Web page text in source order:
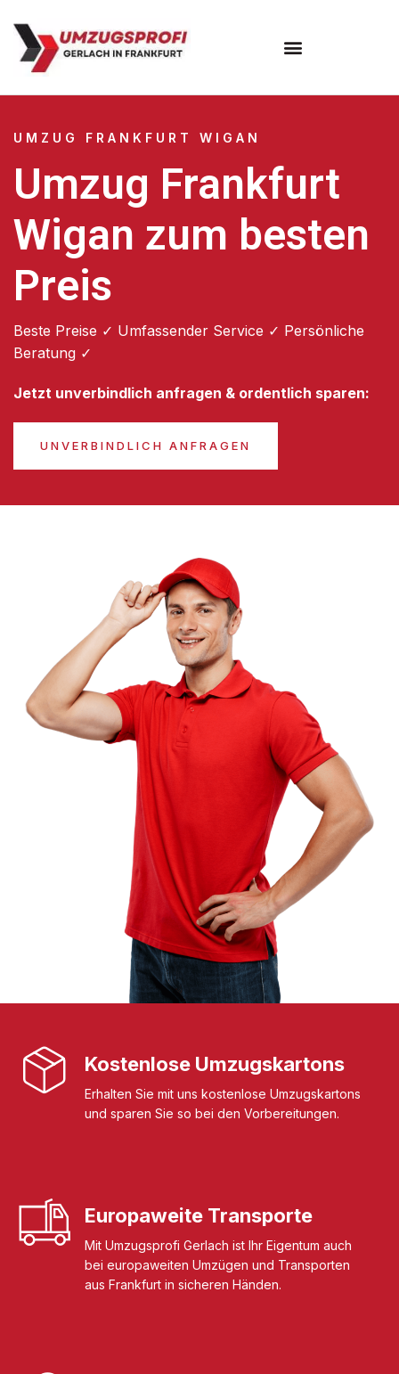
UMZUG FRANKFURT WIGAN
Umzug Frankfurt
Wigan zum besten
Preis
Beste Preise ✓ Umfassender Service ✓ Persönliche
Beratung ✓
Jetzt unverbindlich anfragen & ordentlich sparen:
UNVERBINDLICH ANFRAGEN
Kostenlose Umzugskartons
Erhalten Sie mit uns kostenlose Umzugskartons
und sparen Sie so bei den Vorbereitungen.
Europaweite Transporte
Mit Umzugsprofi Gerlach ist Ihr Eigentum auch
bei europaweiten Umzügen und Transporten
aus Frankfurt in sicheren Händen.